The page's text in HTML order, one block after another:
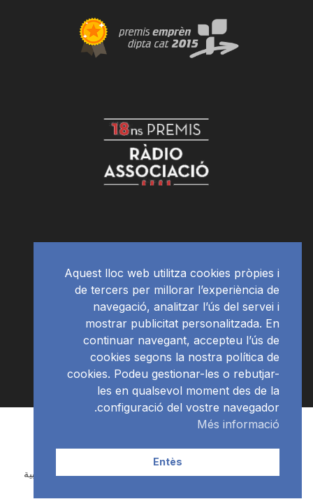
RàdioNews
Català
(الكاتالوينية)
Español
(الأسبانية) العربية
Aquest lloc web utilitza cookies pròpies i
de tercers per millorar l’experiència de
navegació, analitzar l’ús del servei i
mostrar publicitat personalitzada. En
continuar navegant, accepteu l’ús de
cookies segons la nostra política de
cookies. Podeu gestionar-les o rebutjar-
les en qualsevol moment des de la
configuració del vostre navegador.
Més informació
Entès